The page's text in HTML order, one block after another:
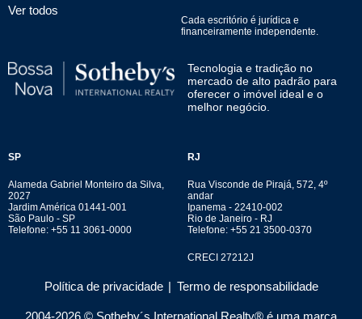
Ver todos
Cada escritório é jurídica e
financeiramente independente.
Tecnologia e tradição no
mercado de alto padrão para
oferecer o imóvel ideal e o
melhor negócio.
SP
Alameda Gabriel Monteiro da Silva,
2027
Jardim América 01441-001
São Paulo - SP
Telefone: +55 11 3061-0000
RJ
Rua Visconde de Pirajá, 572, 4º
andar
Ipanema - 22410-002
Rio de Janeiro - RJ
Telefone: +55 21 3500-0370
CRECI 27212J
Política de privacidade | Termo de responsabilidade